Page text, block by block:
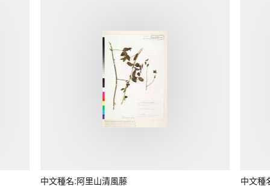
中文種名:阿里山清風藤 中文種